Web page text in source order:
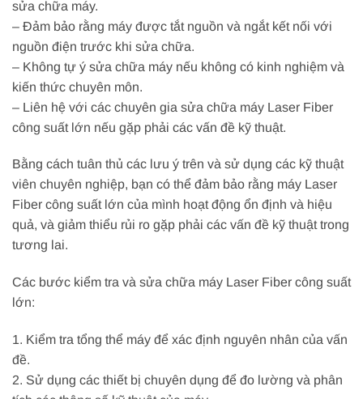
sửa chữa máy.
– Đảm bảo rằng máy được tắt nguồn và ngắt kết nối với
nguồn điện trước khi sửa chữa.
– Không tự ý sửa chữa máy nếu không có kinh nghiệm và
kiến thức chuyên môn.
– Liên hệ với các chuyên gia sửa chữa máy Laser Fiber
công suất lớn nếu gặp phải các vấn đề kỹ thuật.
Bằng cách tuân thủ các lưu ý trên và sử dụng các kỹ thuật
viên chuyên nghiệp, bạn có thể đảm bảo rằng máy Laser
Fiber công suất lớn của mình hoạt động ổn định và hiệu
quả, và giảm thiểu rủi ro gặp phải các vấn đề kỹ thuật trong
tương lai.
Các bước kiểm tra và sửa chữa máy Laser Fiber công suất
lớn:
1. Kiểm tra tổng thể máy để xác định nguyên nhân của vấn
đề.
2. Sử dụng các thiết bị chuyên dụng để đo lường và phân